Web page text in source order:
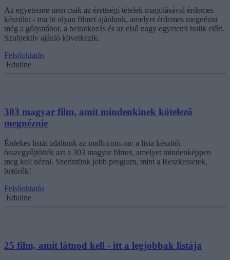
Az egyetemre nem csak az érettségi tételek magolásával érdemes
készülni - ma öt olyan filmet ajánlunk, amelyet érdemes megnézni
még a gólyatábor, a beiratkozás és az első nagy egyetemi bulik előtt.
Szubjektív ajánló következik.
Felsőoktatás
Eduline
303 magyar film, amit mindenkinek kötelező
megnéznie
Érdekes listát találtunk az imdb.com-on: a lista készítői
összegyűjtötték azt a 303 magyar filmet, amelyet mindenképpen
meg kell nézni. Szerintünk jobb program, mint a Reszkessetek,
betörők!
Felsőoktatás
Eduline
25 film, amit látnod kell - itt a legjobbak listája